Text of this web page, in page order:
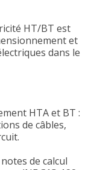
HT/BT est
et
dans le
HTA et BT :
de câbles,
de calcul